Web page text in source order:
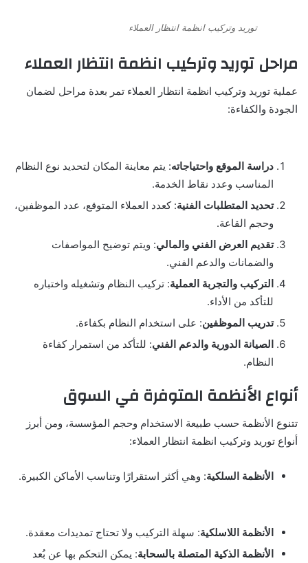
توريد وتركيب انظمة انتظار العملاء
مراحل توريد وتركيب انظمة انتظار العملاء
عملية توريد وتركيب انظمة انتظار العملاء تمر بعدة مراحل لضمان
الجودة والكفاءة:
دراسة الموقع واحتياجاته: يتم معاينة المكان لتحديد نوع النظام
المناسب وعدد نقاط الخدمة.
تحديد المتطلبات الفنية: كعدد العملاء المتوقع، عدد الموظفين،
وحجم القاعة.
تقديم العرض الفني والمالي: ويتم توضيح المواصفات
والضمانات والدعم الفني.
التركيب والتجربة العملية: تركيب النظام وتشغيله واختباره
للتأكد من الأداء.
تدريب الموظفين: على استخدام النظام بكفاءة.
الصيانة الدورية والدعم الفني: للتأكد من استمرار كفاءة
النظام.
أنواع الأنظمة المتوفرة في السوق
تتنوع الأنظمة حسب طبيعة الاستخدام وحجم المؤسسة، ومن أبرز
أنواع توريد وتركيب انظمة انتظار العملاء:
الأنظمة السلكية: وهي أكثر استقرارًا وتناسب الأماكن الكبيرة.
الأنظمة اللاسلكية: سهلة التركيب ولا تحتاج تمديدات معقدة.
الأنظمة الذكية المتصلة بالسحابة: يمكن التحكم بها عن بُعد